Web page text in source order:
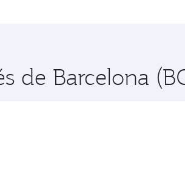
de Barcelona